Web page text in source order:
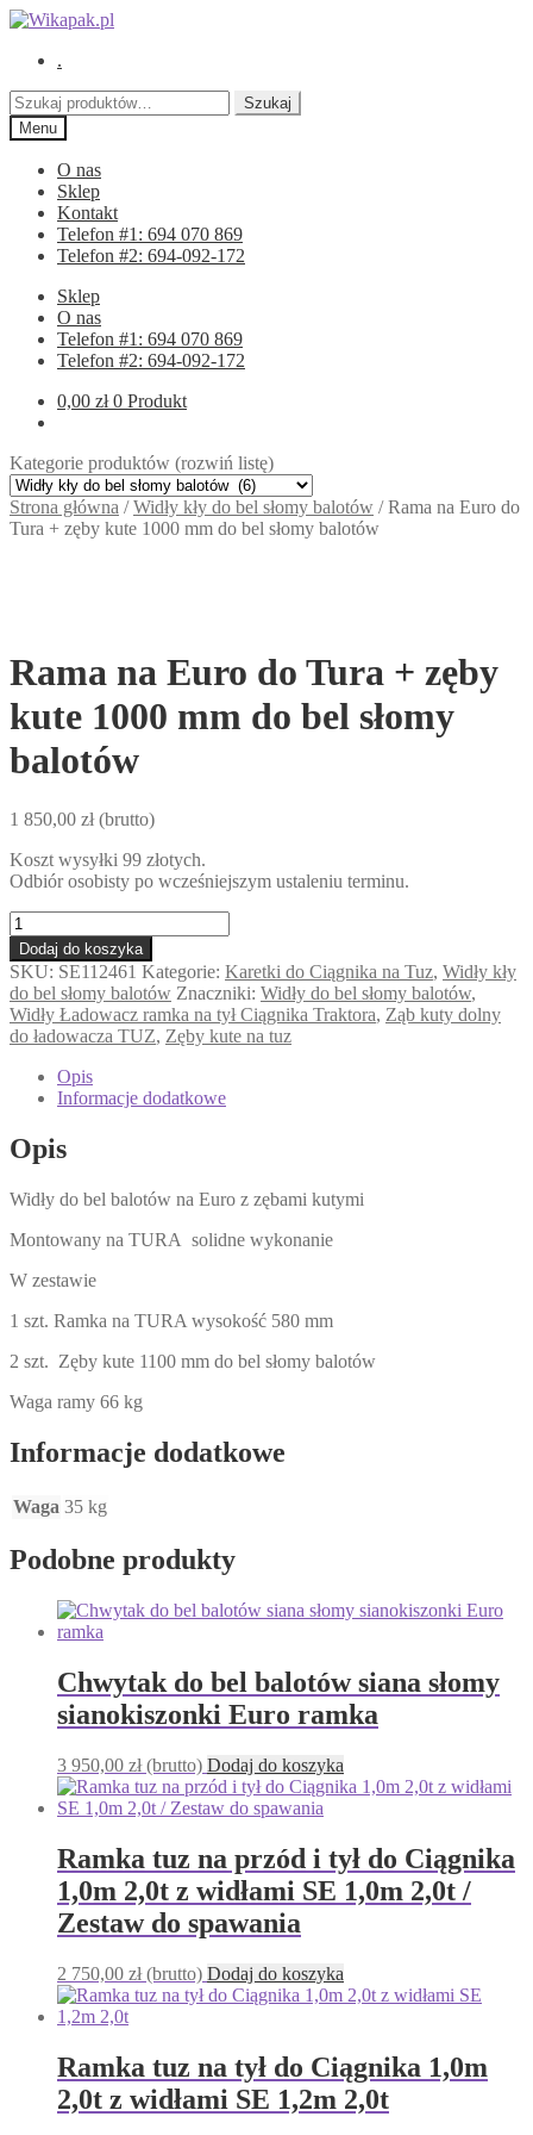
Przejdź
nawigacji
Przejdź
treści
.
Szukaj:
Szukaj
Menu
O nas
Sklep
Kontakt
Telefon #1: 694 070 869
Telefon #2: 694-092-172
Sklep
O nas
Telefon #1: 694 070 869
Telefon #2: 694-092-172
0,00 zł 0 Produkt
Kategorie produktów (rozwiń listę)
Strona główna /Widły kły do bel słomy balotów /Rama na Euro do
Tura + zęby kute 1000 mm do bel słomy balotów
Rama na Euro do Tura + zęby
kute 1000 mm do bel słomy
balotów
1 850,00 zł(brutto)
Koszt wysyłki 99 złotych.
Odbiór osobisty po wcześniejszym ustaleniu terminu.
ilość
Rama
na
Euro
do
Tura
+
zęby
kute
mm
do
słomy
Dodaj do koszyka
SKU: SE112461 Kategorie: Karetki do Ciągnika na Tuz, Widły kły
do bel słomy balotów Znaczniki: Widły do bel słomy balotów,
Widły Ładowacz ramka na tył Ciągnika Traktora, Ząb kuty dolny
do ładowacza TUZ, Zęby kute na tuz
Opis
Informacje dodatkowe
Opis
Widły do bel balotów na Euro z zębami kutymi
Montowany na TURA solidne wykonanie
W zestawie
1 szt. Ramka na TURA wysokość 580 mm
2 szt. Zęby kute 1100 mm do bel słomy balotów
Waga ramy 66 kg
Informacje dodatkowe
Waga 35 kg
Podobne produkty
Chwytak do bel balotów siana słomy
sianokiszonki Euro ramka
3 950,00 zł(brutto) Dodaj do koszyka
Ramka tuz na przód i tył do Ciągnika
1,0m 2,0t z widłami SE 1,0m 2,0t /
Zestaw do spawania
2 750,00 zł(brutto) Dodaj do koszyka
Ramka tuz na tył do Ciągnika 1,0m
2,0t z widłami SE 1,2m 2,0t